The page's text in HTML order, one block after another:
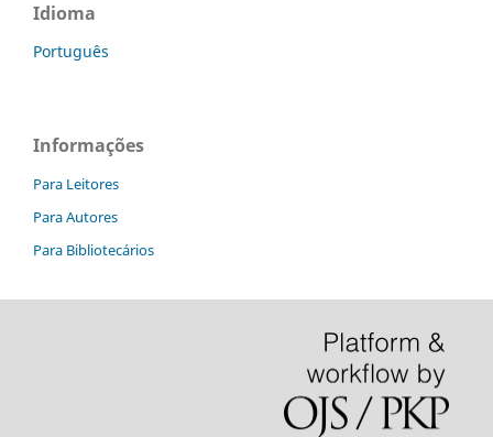
Idioma
Português
Informações
Para Leitores
Para Autores
Para Bibliotecários